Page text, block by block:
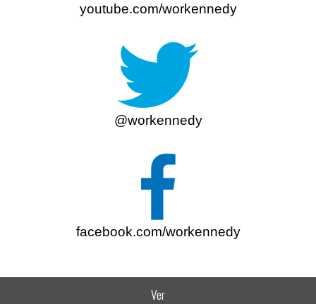
youtube.com/workennedy
@workennedy
facebook.com/workennedy
Ver